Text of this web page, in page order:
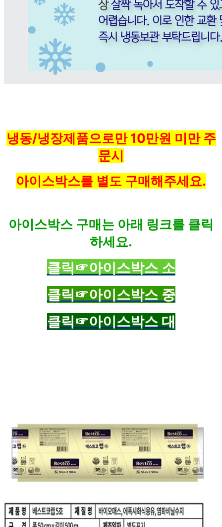
냉동/냉장제품으로만 10만원 미만 주
문시
아이스박스를 별도 구매해주세요.
아이스박스 구매는 아래 링크를 클릭
하세요.
클릭☞아이스박스 소
클릭☞아이스박스 중
클릭☞아이스박스 대